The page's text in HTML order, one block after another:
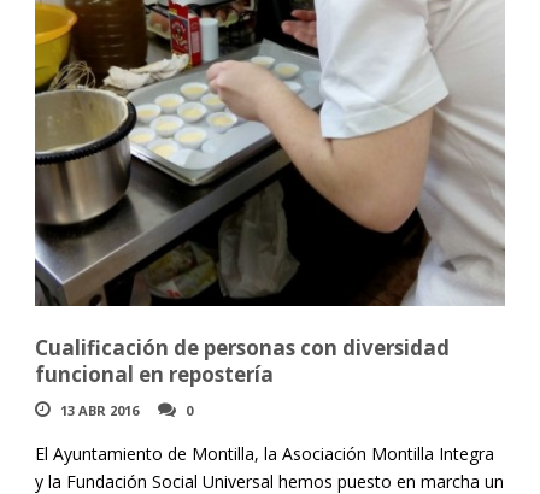
Cualificación de personas con diversidad
funcional en repostería
13 ABR 2016 0
El Ayuntamiento de Montilla, la Asociación Montilla Integra
y la Fundación Social Universal hemos puesto en marcha un